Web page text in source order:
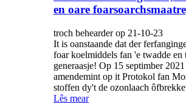
en oare
troch behearder op 21-10-23
It is oanstaande dat der
foar koelmiddels fan 'e twadde en
generaasje! Op 15 septimber
amendemint op it Protokol fan
stoffen dy't de ozonlaach
Lês mear